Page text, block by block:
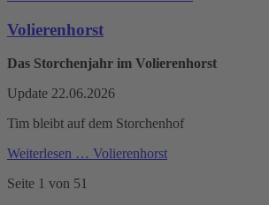
Volierenhorst
Das Storchenjahr im Volierenhorst
Update 22.06.2026
Tim bleibt auf dem Storchenhof
Weiterlesen … Volierenhorst
Seite 1 von 51